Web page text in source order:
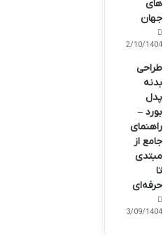
های
جهان
02/10/1404
طراحی
بدنه
پدل
بورد –
راهنمای
جامع از
مبتدی
تا
حرفه‌ای
23/09/1404